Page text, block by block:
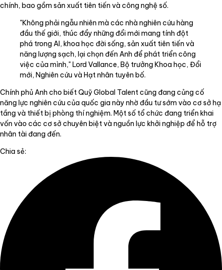
chính, bao gồm sản xuất tiên tiến và công nghệ số.
"Không phải ngẫu nhiên mà các nhà nghiên cứu hàng
đầu thế giới, thúc đẩy những đổi mới mang tính đột
phá trong AI, khoa học đời sống, sản xuất tiên tiến và
năng lượng sạch, lại chọn đến Anh để phát triển công
việc của mình," Lord Vallance, Bộ trưởng Khoa học, Đổi
mới, Nghiên cứu và Hạt nhân tuyên bố.
Chính phủ Anh cho biết Quỹ Global Talent cũng đang củng cố
năng lực nghiên cứu của quốc gia này nhờ đầu tư sớm vào cơ sở hạ
tầng và thiết bị phòng thí nghiệm. Một số tổ chức đang triển khai
vốn vào các cơ sở chuyên biệt và nguồn lực khởi nghiệp để hỗ trợ
nhân tài đang đến.
Chia sẻ: